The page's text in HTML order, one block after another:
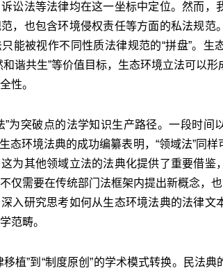
讼法等法律均在这一坐标中定位。然而，
，也包含环境侵权责任等方面的私法规范
能被视作不同性质法律规范的“拼盘”。生
和谐共生”等价值目标，生态环境立法可以形
性。
”为突破点的法学知识生产路径。一段时间
生态环境法典的成功编纂表明，“领域法”同
为其他领域立法的法典化提供了重要借鉴
仅需要在传统部门法框架内提出新概念，
入研究思考如何从生态环境法典的法律文
范畴。
移植”到“制度原创”的学术模式转换。民法